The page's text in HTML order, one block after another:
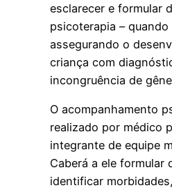
esclarecer e formular
psicoterapia –
assegurando o
criança com
incongruência de
O acompanhamento
realizado por médico
integrante de equipe
Caberá a ele formular
identificar